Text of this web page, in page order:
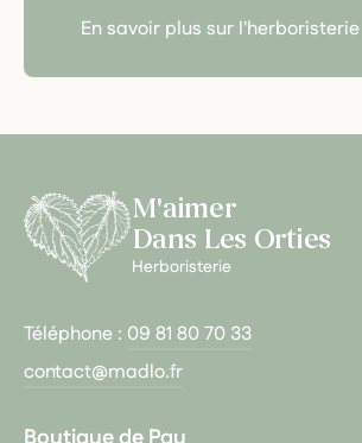
En savoir plus sur l'herboristerie
M'aimer
Dans Les Orties
Herboristerie
Téléphone : 09 81 80 70 33
contact@madlo.fr